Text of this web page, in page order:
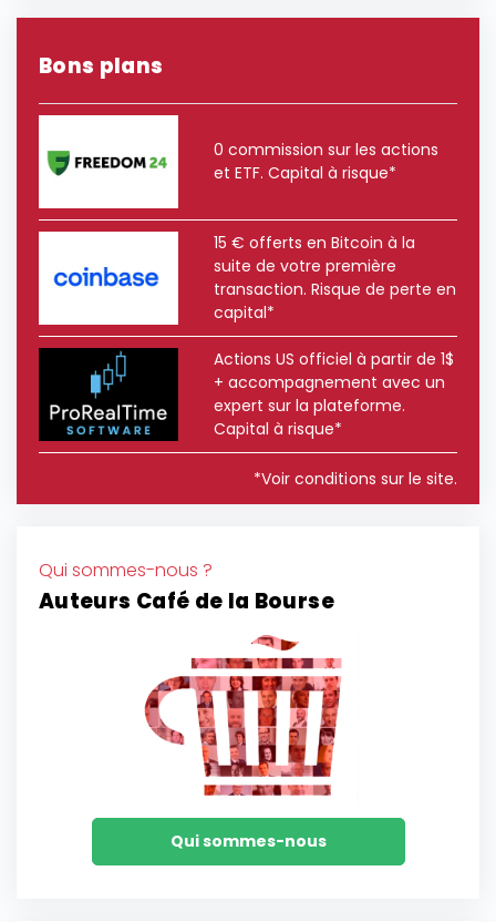
Bons plans
0 commission sur les actions
et ETF. Capital à risque*
15 € offerts en Bitcoin à la
suite de votre première
transaction. Risque de perte en
capital*
Actions US officiel à partir de 1$
+ accompagnement avec un
expert sur la plateforme.
Capital à risque*
*Voir conditions sur le site.
Qui sommes-nous ?
Auteurs Café de la Bourse
Qui sommes-nous